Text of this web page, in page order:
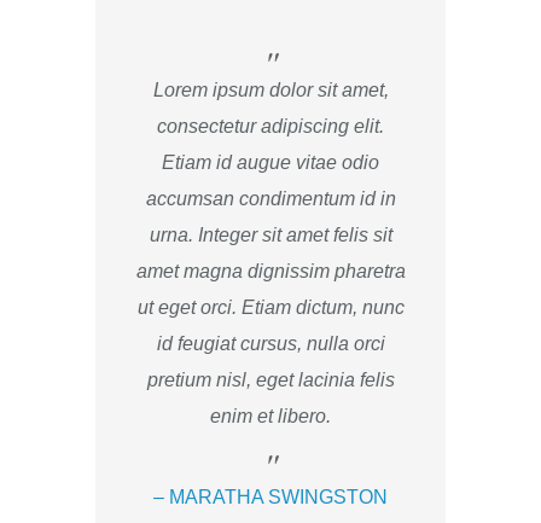
Lorem ipsum dolor sit amet,
consectetur adipiscing elit.
Etiam id augue vitae odio
accumsan condimentum id in
urna. Integer sit amet felis sit
amet magna dignissim pharetra
ut eget orci. Etiam dictum, nunc
id feugiat cursus, nulla orci
pretium nisl, eget lacinia felis
enim et libero.
– MARATHA SWINGSTON